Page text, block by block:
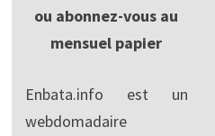
ou abonnez-vous au
mensuel papier
Enbata.info est un
webdomadaire